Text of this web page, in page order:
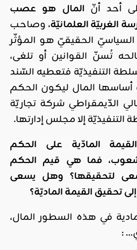
أحد أنّ المال هو عصب
الغربيّة العلمانيّة، وصاحب
الحقيقيّ هو المؤثّر
تُسنّ القوانين أو تلغى،
التنفيذيّة فتعطيه السّند
المال ليكون الحكم
الدّيمقراطي شركة تجاريّة
إلا مجلس إدارتها.
المادّية على الحكم
فما هي قيم الحكم
لتحقيقها؟ وهل يسعى
تحقيق القيمة الماديّة؟
في هذه السطور المال،
: